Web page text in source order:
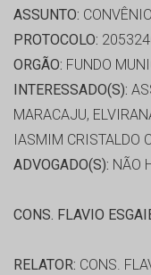
ASSUNTO:
PROTOCOLO:
ORGÃO: FUNDO
INTERESSADO(S):
MARACAJU,
IASMIM CRISTALDO
ADVOGADO(S): NÃO
CONS. FLAVIO
RELATOR: CONS.